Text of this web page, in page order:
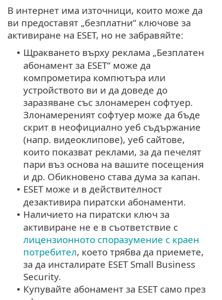
В интернет има източници, които може да
ви предоставят „безплатни“ ключове за
активиране на ESET, но не забравяйте:
• Щракването върху реклама „Безплатен
абонамент за ESET“ може да
компрометира компютъра или
устройството ви и да доведе до
заразяване със злонамерен софтуер.
Злонамереният софтуер може да бъде
скрит в неофициално уеб съдържание
(напр. видеоклипове), уеб сайтове,
които показват реклами, за да печелят
пари въз основа на вашите посещения
и др. Обикновено става дума за капан.
• ESET може и в действителност
дезактивира пиратски абонаменти.
• Наличието на пиратски ключ за
активиране не е в съответствие с
лицензионното споразумение с краен
потребител, което трябва да приемете,
за да инсталирате ESET Small Business
Security.
• Купувайте абонамент за ESET само през